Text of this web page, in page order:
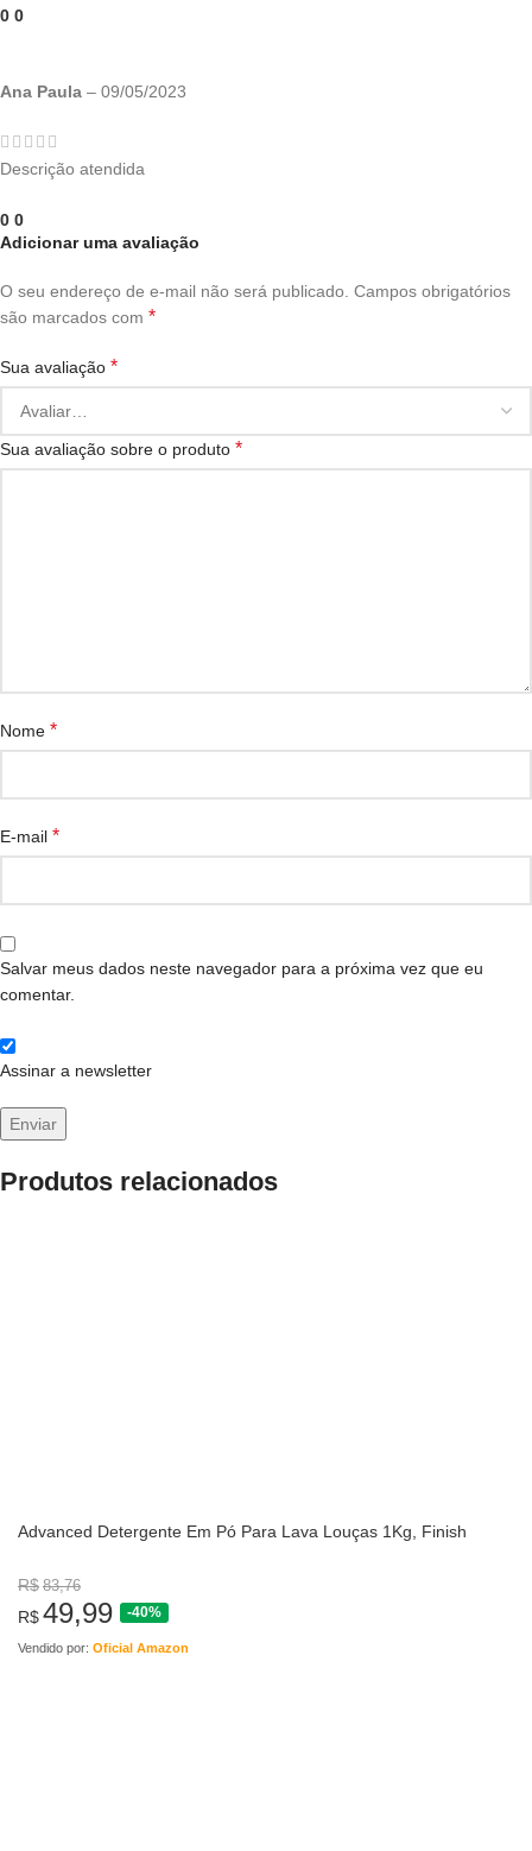
0 0
Ana Paula – 09/05/2023
Descrição atendida
0 0
Adicionar uma avaliação
O seu endereço de e-mail não será publicado. Campos obrigatórios
são marcados com *
Sua avaliação *
Sua avaliação sobre o produto *
Nome *
E-mail *
Salvar meus dados neste navegador para a próxima vez que eu
comentar.
Assinar a newsletter
Produtos relacionados
Advanced Detergente Em Pó Para Lava Louças 1Kg, Finish
R$ 83,76
R$49,99 -40%
Vendido por: Oficial Amazon